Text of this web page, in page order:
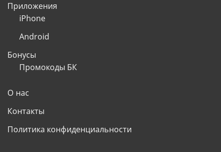
Приложения
iPhone
Android
Бонусы
Промокоды БК
О нас
Контакты
Политика конфиденциальности